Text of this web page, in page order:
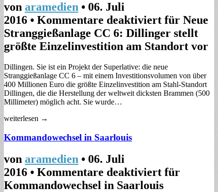
von aramedien • 06. Juli
2016 • Kommentare deaktiviert für Neue
Stranggießanlage CC 6: Dillinger stellt
größte Einzelinvestition am Standort vor
Dillingen. Sie ist ein Projekt der Superlative: die neue
Stranggießanlage CC 6 – mit einem Investitionsvolumen von über
400 Millionen Euro die größte Einzelinvestition am Stahl-Standort
Dillingen, die die Herstellung der weltweit dicksten Brammen (500
Millimeter) möglich acht. Sie wurde…
weiterlesen →
Kommandowechsel in Saarlouis
von aramedien • 06. Juli
2016 • Kommentare deaktiviert für
Kommandowechsel in Saarlouis